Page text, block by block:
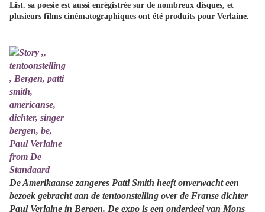
List. sa poesie est aussi enrégistrée sur de nombreux disques, et
plusieurs films cinématographiques ont été produits pour Verlaine.
De Amerikaanse zangeres Patti Smith heeft onverwacht een
bezoek gebracht aan de tentoonstelling over de Franse dichter
Paul Verlaine in Bergen. De expo is een onderdeel van Mons